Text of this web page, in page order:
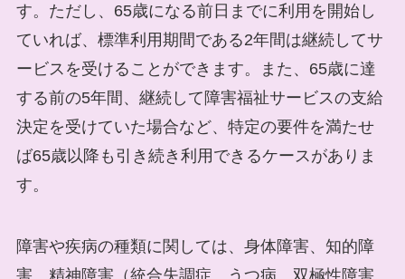
す。ただし、65歳になる前日までに利用を開始し
ていれば、標準利用期間である2年間は継続してサ
ービスを受けることができます。また、65歳に達
する前の5年間、継続して障害福祉サービスの支給
決定を受けていた場合など、特定の要件を満たせ
ば65歳以降も引き続き利用できるケースがありま
す。
障害や疾病の種類に関しては、身体障害、知的障
害、精神障害（統合失調症、うつ病、双極性障害